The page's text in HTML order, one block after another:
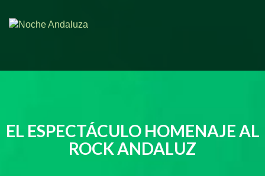
EL ESPECTÁCULO HOMENAJE AL
ROCK ANDALUZ